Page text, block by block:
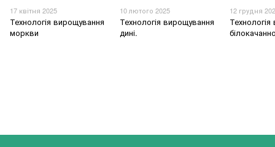
17 квітня 2025
Технологія вирощування
моркви
10 лютого 2025
Технологія вирощування
дині.
12 грудня